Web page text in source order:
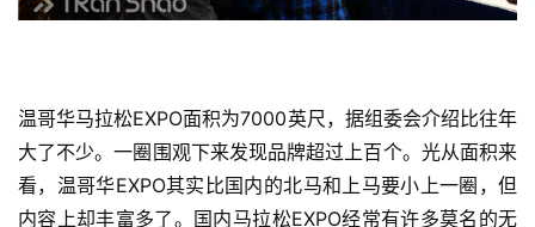
温哥华马拉松EXPO面积为7000英尺，据组委会介绍比往年
大了不少。一圈围观下来发现品牌超过上百个。光从面积来
看，温哥华EXPO其实比国内的北马和上马要小上一圈，但
内容上却丰富多了。 国内马拉松EXPO经常有许多莫名的无